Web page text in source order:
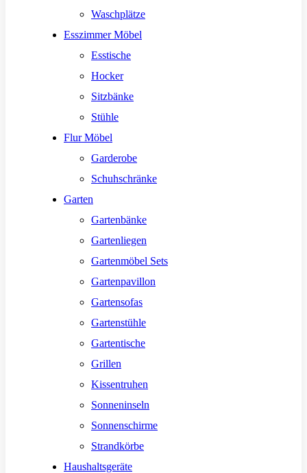
Waschplätze
Esszimmer Möbel
Esstische
Hocker
Sitzbänke
Stühle
Flur Möbel
Garderobe
Schuhschränke
Garten
Gartenbänke
Gartenliegen
Gartenmöbel Sets
Gartenpavillon
Gartensofas
Gartenstühle
Gartentische
Grillen
Kissentruhen
Sonneninseln
Sonnenschirme
Strandkörbe
Haushaltsgeräte